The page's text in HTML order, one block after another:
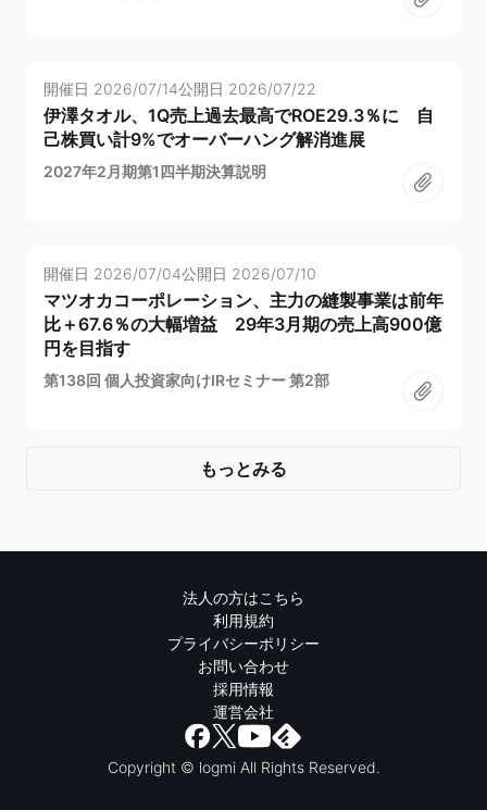
開催日 2026/07/14公開日 2026/07/22
伊澤タオル、1Q売上過去最高でROE29.3％に 自
己株買い計9%でオーバーハング解消進展
2027年2月期第1四半期決算説明
開催日 2026/07/04公開日 2026/07/10
マツオカコーポレーション、主力の縫製事業は前年
比＋67.6％の大幅増益 29年3月期の売上高900億
円を目指す
第138回 個人投資家向けIRセミナー 第2部
もっとみる
法人の方はこちら
利用規約
プライバシーポリシー
お問い合わせ
採用情報
運営会社
Copyright © logmi All Rights Reserved.